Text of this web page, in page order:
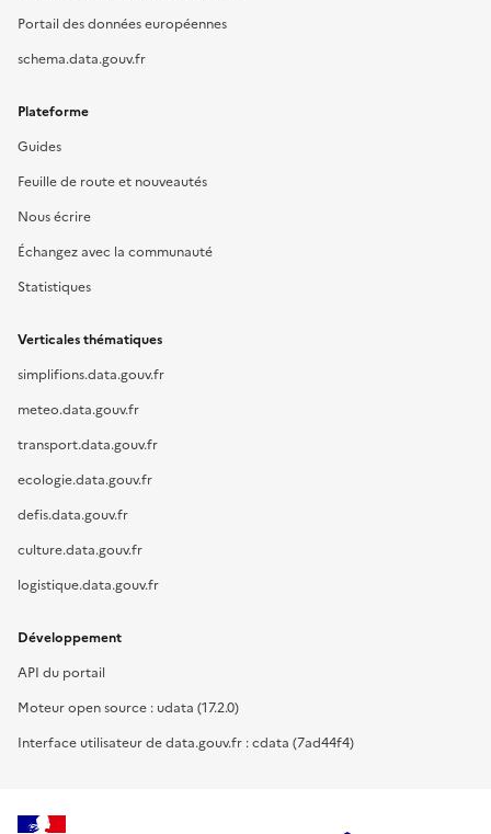
Portail des données européennes
schema.data.gouv.fr
Plateforme
Guides
Feuille de route et nouveautés
Nous écrire
Échangez avec la communauté
Statistiques
Verticales thématiques
simplifions.data.gouv.fr
meteo.data.gouv.fr
transport.data.gouv.fr
ecologie.data.gouv.fr
defis.data.gouv.fr
culture.data.gouv.fr
logistique.data.gouv.fr
Développement
API du portail
Moteur open source : udata (17.2.0)
Interface utilisateur de data.gouv.fr : cdata (7ad44f4)